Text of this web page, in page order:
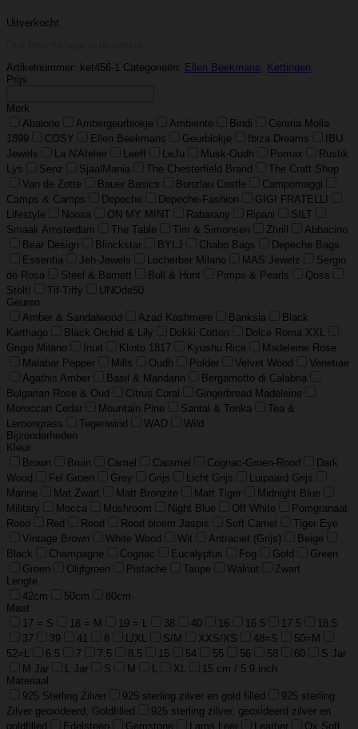
Uitverkocht
Artikelnummer: ket456-1 Categorieën: Ellen Beekmans
Kettingen
Prijs
Merk
Abalone
Ambergeurblokje Ambiente Bindi
Cereria Molla
1899
COSY Ellen Beekmans Geurblokje Ibiza Dreams
IBU
Jewels
La N'Atelier Leeff LeJu Musk-Oudh Pomax
Rustik
Lys
Senz SjaalMania The Chesterfield Brand
The Craft Shop
Van de Zotte
Bauer Basics Bunzlau Castle
Campomaggi
Camps & Camps
Depeche Depeche-Fashion
GIGI FRATELLI
Lifestyle
Noosa ON MY MINT Rabarany Ripani
SILT
Smaak Amsterdam
The Table Tim & Simonsen Zhrill
Abbacino
Bear Design
Blinckstar BYLJ Chabo Bags
Depeche Bags
Essentia
Jeh-Jewels Locherber Milano MAS Jewelz
Sergio
de Rosa
Steel & Barnett Bull & Hunt Pimps & Pearls
Qoss
Stolt!
Tif-Tiffy
UNOde50
Geuren
Amber & Sandalwood
Azad Kashmere Banksia
Black
Karthago
Black Orchid & Lily Dokki Cotton
Dolce Roma XXL
Grigio Milano
Inuit Klinto 1817 Kyushu Rice
Madeleine Rose
Malabar Pepper
Mills Oudh Polder Velvet Wood
Venetiae
Agathis Amber
Basil & Mandarin
Bergamotto di Calabria
Bulgarian Rose & Oud
Citrus Coral
Gingerbread Madeleine
Moroccan Cedar
Mountain Pine Santal & Tonka
Tea &
Lemongrass
Tegenwind WAD
Wild
Bijzonderheden
Kleur
Brown
Bruin Camel Caramel Cognac-Groen-Rood
Dark
Wood
Fel Groen Grey Grijs Licht Grijs
Luipaard Grijs
Marine
Mat Zwart Matt Bronzite Matt Tiger
Midnight Blue
Military
Mocca Mushroom Night Blue Off White
Pomgranaat
Rood
Red Rood Rood bloem Jaspis Soft Camel
Tiger Eye
Vintage Brown
White Wood Wit Antraciet (Grijs)
Beige
Black
Champagne Cognac Eucalyptus Fog Gold
Green
Groen
Olijfgroen Pistache Taupe Walnut
Zwart
Lengte
42cm
50cm
80cm
Maat
17 = S
18 = M 19 = L 38 40 16 16.5 17.5
18.5
37
39 41 8 L/XL S/M XXS/XS 48=S
50=M
52=L
6.5 7 7.5 8.5 15 54 55 56 58 60
S Jar
M Jar
L Jar S M XL
15 cm / 5.9 inch
Materiaal
925 Sterling Zilver
925 sterling zilver en gold filled
925 sterling
Zilver geoxideerd, Goldfilled
925 sterling zilver, geoxideerd zilver en
goldfilled
Edelsteen Gemstone Lams Leer Leather Ox Soft